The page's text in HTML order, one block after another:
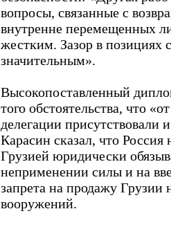
вопросы, связанные с
внутренне перемещенных
жестким. Зазор в позициях
значительным».
Высокопоставленный
того обстоятельства, что
делегации присутствовали
Карасин сказал, что Россия
Грузией юридически
неприменении силы и на
запрета на продажу Грузии
вооружений.